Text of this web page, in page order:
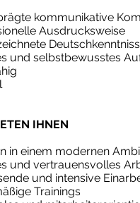
kommunikative
Ausdrucksweise
und selbstbewusstes
IHNEN
in einem modernen
und vertrauensvolles
und intensive
Trainings